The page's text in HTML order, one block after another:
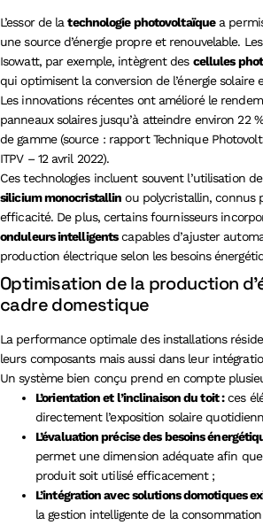
L’essor de latechnologie photovoltaïquea
une source d’énergie propre et renouvelable.
Isowatt, par exemple, intègrent des cellules
qui optimisent la conversion de l’énergie solaire
Les innovations récentes ont amélioré le
panneaux solaires jusqu’à atteindre environ 22
de gamme (source : rapport Technique
ITPV – 12 avril 2022).
Ces technologies incluent souvent l’utilisation
silicium monocristallin ou polycristallin, connus
efficacité. De plus, certains fournisseurs
onduleurs intelligentscapables d’ajuster
production électrique selon les besoins
Optimisation de la production
cadre domestique
La performance optimale des installations
leurs composants mais aussi dans leur
Un système bien conçu prend en compte
L’orientation et l’inclinaison du toit :ces
directement l’exposition solaire
L’évaluation précise des besoins
permet une dimension adéquate afin
produit soit utilisé efficacement ;
L’intégration avec solutions domotiques
la gestion intelligente de la